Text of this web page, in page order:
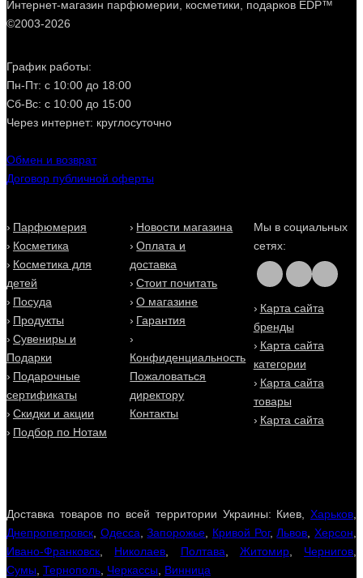
Интернет-магазин парфюмерии, косметики, подарков EDP™
©2003-2026
График работы:
Пн-Пт: с 10:00 до 18:00
Сб-Вс: с 10:00 до 15:00
Через интернет: круглосуточно
Обмен и возврат
Договор публичной оферты
Парфюмерия
Косметика
Косметика для
детей
Посуда
Продукты
Сувениры и
Подарки
Подарочные
сертификаты
Скидки и акции
Подбор по Нотам
Новости магазина
Оплата и
доставка
Стоит почитать
О магазине
Гарантия
Конфиденциальность
Пожаловаться
директору
Контакты
Мы в социальных
сетях:
Карта сайта
бренды
Карта сайта
категории
Карта сайта
товары
Карта сайта
Доставка товаров по всей территории Украины: Киев, Харьков
Днепропетровск Одесса ,Запорожье Кривой Рог,Львов ,Херсон
Ивано-Франковск
Николаев Полтава Житомир, Чернигов
Сумы Тернополь Черкассы Винница